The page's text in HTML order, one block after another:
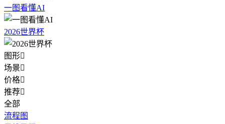
一图看懂AI
2026世界杯
图形
场景
价格
推荐
全部
流程图